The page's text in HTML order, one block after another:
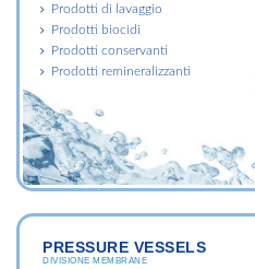
Prodotti di lavaggio
Prodotti biocidi
Prodotti conservanti
Prodotti remineralizzanti
PRESSURE VESSELS
DIVISIONE MEMBRANE